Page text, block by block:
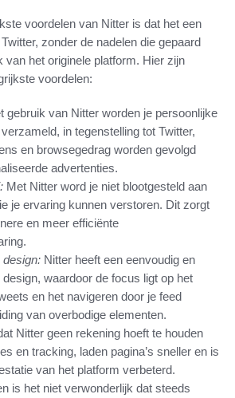
voordelen van Nitter is dat het een
zonder de nadelen die gepaard
van het originele platform. Hier zijn
voordelen:
gebruik van Nitter worden je persoonlijke
in tegenstelling tot Twitter,
en browsegedrag worden gevolgd
advertenties.
Met Nitter word je niet blootgesteld aan
je ervaring kunnen verstoren. Dit zorgt
en meer efficiënte
Nitter heeft een eenvoudig en
waardoor de focus ligt op het
en het navigeren door je feed
van overbodige elementen.
Nitter geen rekening hoeft te houden
en tracking, laden pagina’s sneller en is
van het platform verbeterd.
is het niet verwonderlijk dat steeds